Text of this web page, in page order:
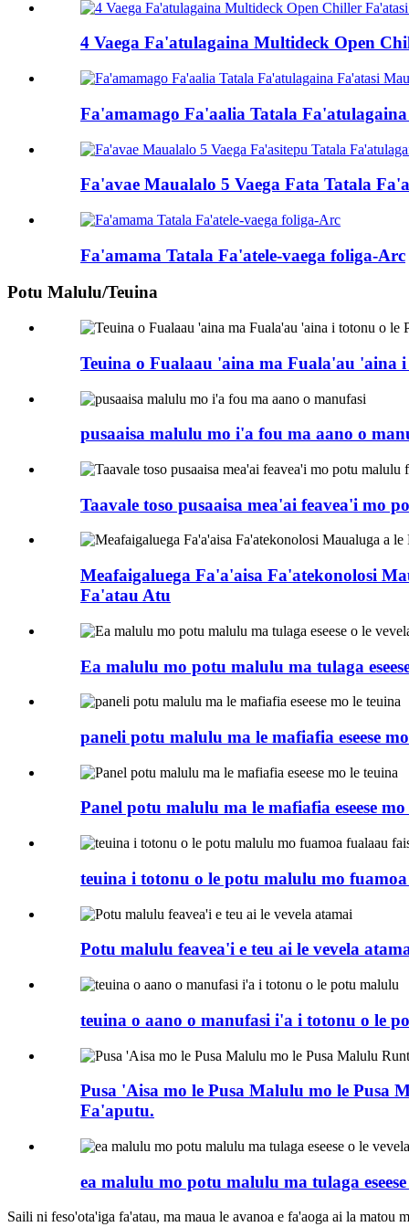
4 Vaega Fa'atulagaina Multideck Open
Fa'amamago Fa'aalia Tatala
Fa'avae Maualalo 5 Vaega Fata Tatala
Fa'amama Tatala Fa'atele-vaega foliga-Arc
Potu Malulu/Teuina
Teuina o Fualaau 'aina ma Fuala'au 'aina
pusaaisa malulu mo i'a fou ma aano o
Taavale toso pusaaisa mea'ai feavea'i mo
Meafaigaluega Fa'a'aisa Fa'atekonolosi
Fa'atau Atu
Ea malulu mo potu malulu ma tulaga
paneli potu malulu ma le mafiafia eseese
Panel potu malulu ma le mafiafia eseese
teuina i totonu o le potu malulu mo
Potu malulu feavea'i e teu ai le vevela
teuina o aano o manufasi i'a i totonu o le
Pusa 'Aisa mo le Pusa Malulu mo le Pusa
Fa'aputu.
ea malulu mo potu malulu ma tulaga
Saili ni feso'ota'iga fa'atau, ma maua le avanoa e fa'aoga ai la matou